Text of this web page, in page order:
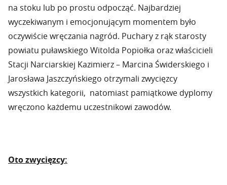
na stoku lub po prostu odpocząć. Najbardziej
wyczekiwanym i emocjonującym momentem było
oczywiście wręczania nagród. Puchary z rąk starosty
powiatu puławskiego Witolda Popiołka oraz właścicieli
Stacji Narciarskiej Kazimierz – Marcina Świderskiego i
Jarosława Jaszczyńskiego otrzymali zwycięzcy
wszystkich kategorii, natomiast pamiątkowe dyplomy
wręczono każdemu uczestnikowi zawodów.
Oto zwycięzcy: